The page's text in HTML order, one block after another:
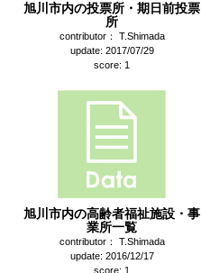
旭川市内の投票所・期日前投票
所
contributor： T.Shimada
update: 2017/07/29
score: 1
旭川市内の高齢者福祉施設・事
業所一覧
contributor： T.Shimada
update: 2016/12/17
score: 1